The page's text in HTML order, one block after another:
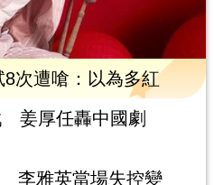
次遭嗆：以為多紅
姜厚任轟中國劇
李雅英當場失控變